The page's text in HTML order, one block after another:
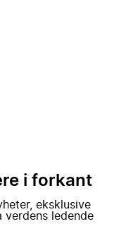
i forkant
eksklusive
ledende